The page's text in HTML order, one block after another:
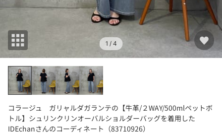
1 / 4
コラージュ ガリャルダガランテの【牛革/２WAY/500mlペットボ
トル】シュリンクリンオーバルショルダーバッグを着用した
IDEchanさんのコーディネート（83710926）